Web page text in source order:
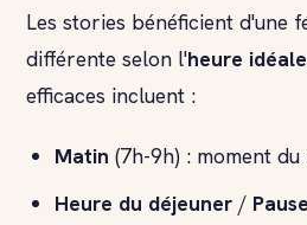
Les stories bénéficient d'une
différente selon l'heure idéale
efficaces incluent :
Matin (7h-9h) : moment
Heure du déjeuner /